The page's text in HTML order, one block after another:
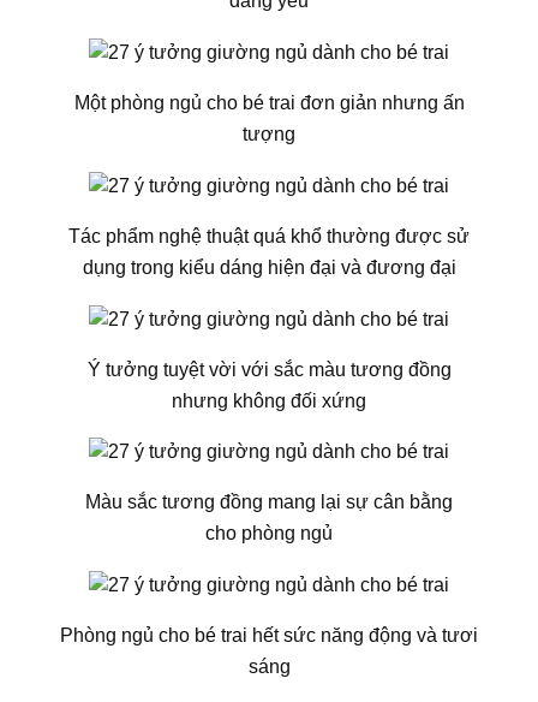
Một phòng ngủ cho bé trai đơn giản nhưng ấn
tượng
Tác phẩm nghệ thuật quá khổ thường được sử
dụng trong kiểu dáng hiện đại và đương đại
Ý tưởng tuyệt vời với sắc màu tương đồng
nhưng không đối xứng
Màu sắc tương đồng mang lại sự cân bằng
cho phòng ngủ
Phòng ngủ cho bé trai hết sức năng động và tươi
sáng